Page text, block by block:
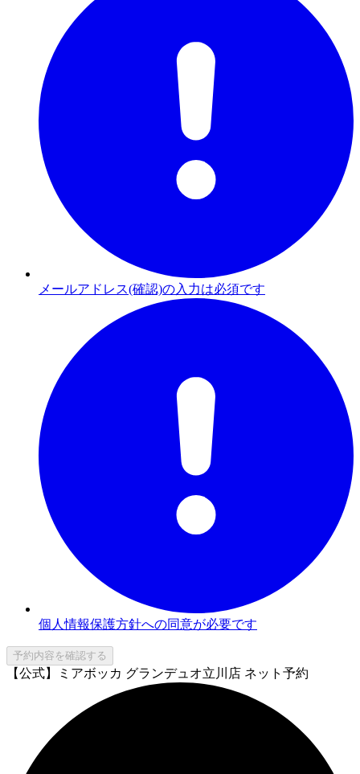
メールアドレス(確認)の入力は必須です
個人情報保護方針への同意が必要です
予約内容を確認する
【公式】ミアボッカ グランデュオ立川店 ネット予約